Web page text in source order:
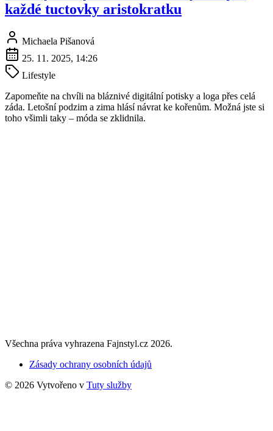
každé tuctovky aristokratku
Michaela Pišanová
25. 11. 2025, 14:26
Lifestyle
Zapomeňte na chvíli na bláznivé digitální potisky a loga přes celá
záda. Letošní podzim a zima hlásí návrat ke kořenům. Možná jste si
toho všimli taky – móda se zklidnila.
Všechna práva vyhrazena Fajnstyl.cz 2026.
Zásady ochrany osobních údajů
© 2026 Vytvořeno v Tuty služby